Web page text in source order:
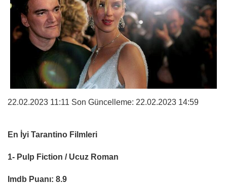
22.02.2023 11:11 Son Güncelleme: 22.02.2023 14:59
En İyi Tarantino Filmleri
1- Pulp Fiction / Ucuz Roman
Imdb Puanı: 8.9